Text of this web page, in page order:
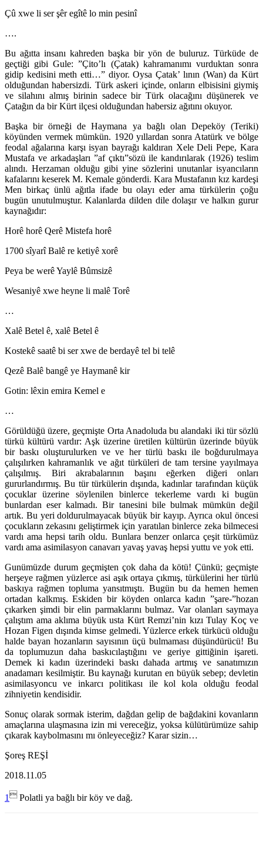
Çû xwe li ser şêr egîtê lo min pesinî
….
Bu ağıtta insanı kahreden başka bir yön de buluruz. Türküde de
geçtiği gibi Gule: ”Çito’lı (Çatak) kahramanımı vurduktan sonra
gidip kedisini meth etti…” diyor. Oysa Çatak’ lının (Wan) da Kürt
olduğundan habersizdi. Türk askeri içinde, onların elbisisini giymiş
ve silahını almış birinin sadece bir Türk olacağını düşünerek ve
Çatağın da bir Kürt ilçesi olduğundan habersiz ağıtını okuyor.
Başka bir örneği de Haymana ya bağlı olan Depeköy (Teriki)
köyünden vermek mümkün. 1920 yıllardan sonra Atatürk ve bölge
feodal ağalarına karşı isyan bayrağı kaldıran Xele Deli Pepe, Kara
Mustafa ve arkadaşları ”af çıktı”sözü ile kandırılarak (1926) teslim
alındı. Herzaman olduğu gibi yine sözlerini unutanlar isyancıların
kafalarını keserek M. Kemale gönderdi. Kara Mustafanın kız kardeşi
Men birkaç ünlü ağıtla ifade bu olayı eder ama türkülerin çoğu
bugün unutulmuştur.Kalanlarda dilden dile dolaşır ve halkın gurur
kaynağıdır:
Horê horê Qerê Mistefa horê
1700 sîyarî Balê re ketiyê xorê
Peya be werê Yaylê Bûmsizê
Wesaniyê xwe heyne li malê Torê
…
Xalê Betel ê, xalê Betel ê
Kostekê saatê bi ser xwe de berdayê tel bi telê
Qezê Balê bangê ye Haymanê kir
Gotin: lêxin emira Kemel e
…
Görüldüğü üzere, geçmişte Orta Anadoluda bu alandaki iki tür sözlü
türkü kültürü vardır: Aşk üzerine üretilen kültürün üzerinde büyük
bir baskı oluşturulurken ve ve her türlü baskı ile boğdurulmaya
çalışılırken kahramanlık ve ağıt türküleri de tam tersine yayılmaya
çalışılmış. Biri akrabalarının başını eğerken diğeri onları
gururlandırmış. Bu tür türkülerin dışında, kadınlar tarafından küçük
çocuklar üzerine söylenilen binlerce tekerleme vardı ki bugün
bunlardan eser kalmadı. Bir tanesini bile bulmak mümkün değil
artık. Bu yeri doldurulmayacak büyük bir kayıp. Ayrıca okul öncesi
çocukların zekasını geliştirmek için yaratılan binlerce zeka bilmecesi
vardı ama hepsi tarih oldu. Bunlara benzer onlarca çeşit türkümüz
vardı ama asimilasyon canavarı yavaş yavaş hepsi yuttu ve yok etti.
Gunümüzde durum geçmişten çok daha da kötü! Çünkü; geçmişte
herşeye rağmen yüzlerce asi aşık ortaya çıkmış, türkülerini her türlü
baskıya rağmen topluma yansıtmıştı. Bugün bu da hemen hemen
ortadan kalkmış. Eskiden bir köyden onlarca kadın ”şare-”hozan
çıkarken şimdi bir elin parmaklarını bulmaz. Var olanları saymaya
çalıştım ama aklıma büyük usta Kürt Remzi’nin kızı Tulay Koç ve
Hozan Figen dışında kimse gelmedi. Yüzlerce erkek türkücü olduğu
halde bayan hozanların sayısının üçü bulmaması düşündürücü! Bu
da toplumuzun daha baskıcılaştığını ve geriye gittiğinin işareti.
Demek ki kadın üzerindeki baskı dahada artmış ve sanatımızın
anadamarı kesilmiştir. Bu kaynağı kurutan en büyük sebep; devletin
asimilasyoncu ve inkarcı politikası ile kol kola olduğu feodal
zihniyetin kendisidir.
Sonuç olarak sormak isterim, dağdan gelip de bağdakini kovanların
amaçlarına ulaşmasına izin mi vereceğiz, yoksa külütürümüze sahip
çıkarak kaybolmasını mı önleyeceğiz? Karar sizin…
Şoreş REŞİ
2018.11.05
1Polatli ya bağlı bir köy ve dağ.